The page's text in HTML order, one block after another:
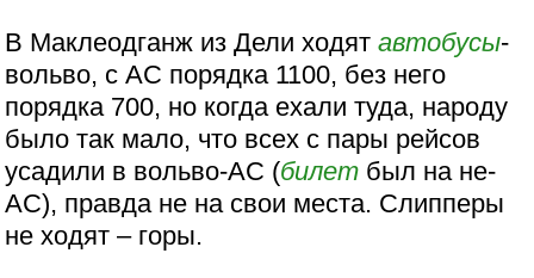
В Маклеодганж из Дели ходятавтобусы-
вольво, с АС порядка 1100, без него
порядка 700, но когда ехали туда, народу
было так мало, что всех с пары рейсов
усадили в вольво-АС (билет был на не-
АС), правда не на свои места. Слипперы
не ходят – горы.